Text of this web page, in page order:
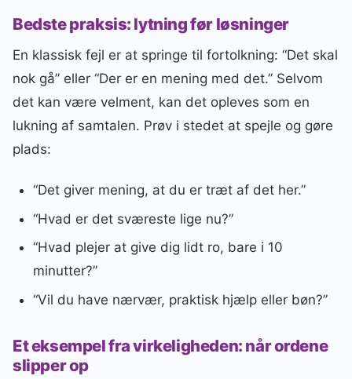
Bedste praksis: lytning før løsninger
En klassisk fejl er at springe til fortolkning: “Det skal
nok gå” eller “Der er en mening med det.” Selvom
det kan være velment, kan det opleves som en
lukning af samtalen. Prøv i stedet at spejle og gøre
plads:
“Det giver mening, at du er træt af det her.”
“Hvad er det sværeste lige nu?”
“Hvad plejer at give dig lidt ro, bare i 10
minutter?”
“Vil du have nærvær, praktisk hjælp eller bøn?”
Et eksempel fra virkeligheden: når ordene
slipper op